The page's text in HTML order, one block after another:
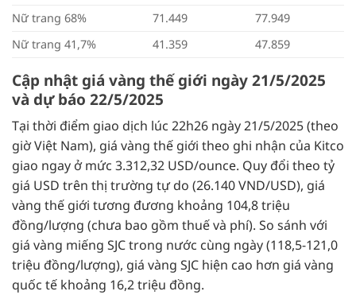
Nữ trang 68%
71.449
77.949
Nữ trang 41,7%
41.359 47.859
Cập nhật giá vàng thế giới ngày 21/5/2025
và dự báo 22/5/2025
Tại thời điểm giao dịch lúc 22h26 ngày 21/5/2025 (theo
giờ Việt Nam), giá vàng thế giới theo ghi nhận của Kitco
giao ngay ở mức 3.312,32 USD/ounce. Quy đổi theo tỷ
giá USD trên thị trường tự do (26.140 VND/USD), giá
vàng thế giới tương đương khoảng 104,8 triệu
đồng/lượng (chưa bao gồm thuế và phí). So sánh với
giá vàng miếng SJC trong nước cùng ngày (118,5-121,0
triệu đồng/lượng), giá vàng SJC hiện cao hơn giá vàng
quốc tế khoảng 16,2 triệu đồng.